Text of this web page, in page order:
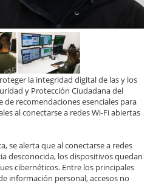
la integridad digital de las y los
y Protección Ciudadana del
de recomendaciones esenciales para
al conectarse a redes Wi-Fi abiertas
se alerta que al conectarse a redes
desconocida, los dispositivos quedan
cibernéticos. Entre los principales
información personal, accesos no